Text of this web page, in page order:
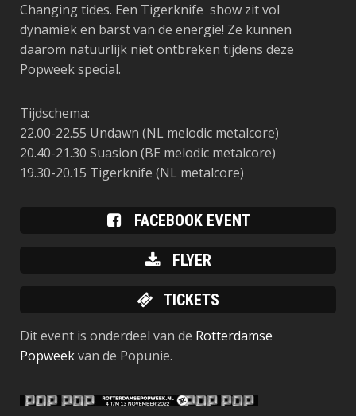
Changing tides. Een Tigerknife show zit vol
dynamiek en barst van de energie! Ze kunnen
daarom natuurlijk niet ontbreken tijdens deze
Popweek special.
Tijdschema:
22.00-22.55 Undawn (NL melodic metalcore)
20.40-21.30 Suasion (BE melodic metalcore)
19.30-20.15 Tigerknife (NL metalcore)
FACEBOOK EVENT
FLYER
TICKETS
Dit event is onderdeel van de Rotterdamse
Popweekvan de Popunie.